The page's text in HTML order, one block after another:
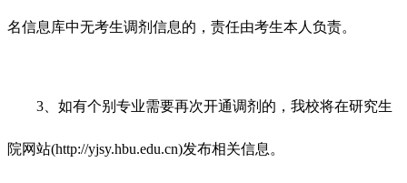
名信息库中无考生调剂信息的，责任由考生本人负责。
3、如有个别专业需要再次开通调剂的，我校将在研究生
院网站(http://yjsy.hbu.edu.cn)发布相关信息。